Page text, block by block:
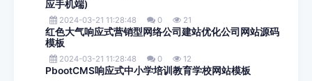
应手机端)
2024-03-21 11:28:48 0 21
红色大气响应式营销型网络公司建站优化公司网站源码
模板
2024-03-21 11:28:48 0 12
PbootCMS响应式中小学培训教育学校网站模板